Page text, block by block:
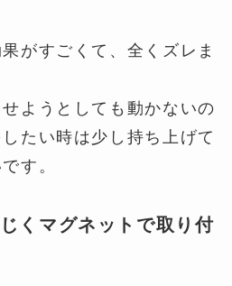
がすごくて、全くズレま
ようとしても動かないの
たい時は少し持ち上げて
す。
くマグネットで取り付